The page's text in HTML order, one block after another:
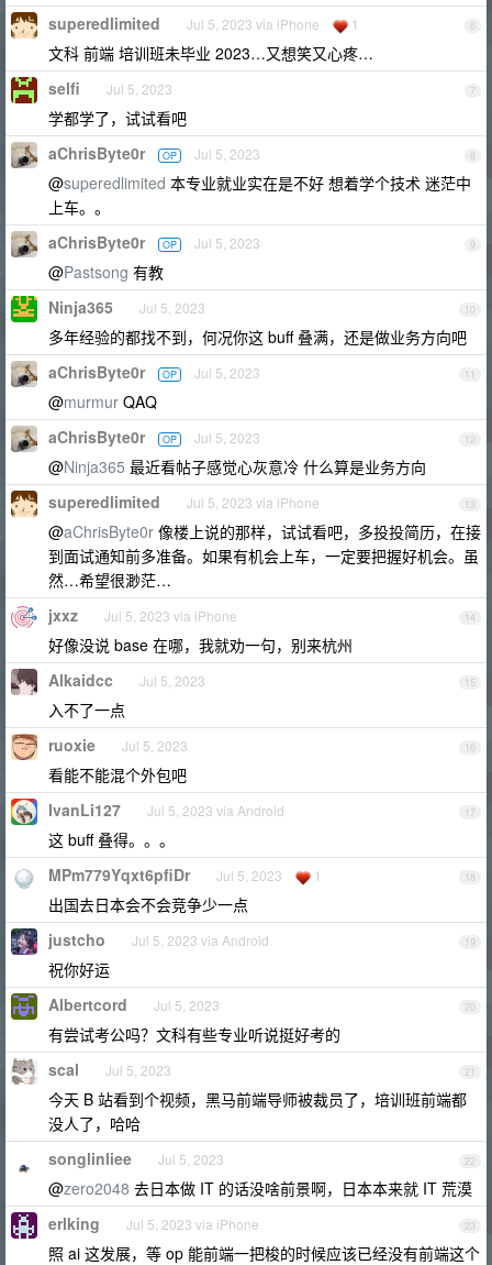
6
superedlimited Jul 5, 2023 via iPhone 1
文科 前端 培训班未毕业 2023…又想笑又心疼…
7
selfi Jul 5, 2023
学都学了，试试看吧
8
aChrisByte0r OP Jul 5, 2023
@superedlimited 本专业就业实在是不好 想着学个技术 迷茫中
上车。。
9
aChrisByte0r OP Jul 5, 2023
@Pastsong 有教
10
Ninja365 Jul 5, 2023
多年经验的都找不到，何况你这 buff 叠满，还是做业务方向吧
11
aChrisByte0r OP Jul 5, 2023
@murmur QAQ
12
aChrisByte0r OP Jul 5, 2023
@Ninja365 最近看帖子感觉心灰意冷 什么算是业务方向
13
superedlimited Jul 5, 2023 via iPhone
@aChrisByte0r 像楼上说的那样，试试看吧，多投投简历，在接
到面试通知前多准备。如果有机会上车，一定要把握好机会。虽
然…希望很渺茫…
14
jxxz Jul 5, 2023 via iPhone
好像没说 base 在哪，我就劝一句，别来杭州
15
Alkaidcc Jul 5, 2023
入不了一点
16
ruoxie Jul 5, 2023
看能不能混个外包吧
17
IvanLi127 Jul 5, 2023 via Android
这 buff 叠得。。。
18
MPm779Yqxt6pfiDr Jul 5, 2023 1
出国去日本会不会竞争少一点
19
justcho Jul 5, 2023 via Android
祝你好运
20
Albertcord Jul 5, 2023
有尝试考公吗？文科有些专业听说挺好考的
21
scal Jul 5, 2023
今天 B 站看到个视频，黑马前端导师被裁员了，培训班前端都
没人了，哈哈
22
songlinliee Jul 5, 2023
@zero2048 去日本做 IT 的话没啥前景啊，日本本来就 IT 荒漠
23
erlking Jul 5, 2023 via iPhone
照 ai 这发展，等 op 能前端一把梭的时候应该已经没有前端这个